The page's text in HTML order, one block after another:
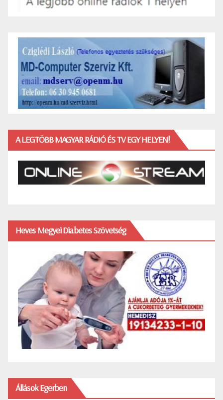
A LEGTÖBB MAGYAR RÁDIÓ ÉS TV EGY HELYEN!
Heves Megyei Diabetes Szövetség
Állások Egerben